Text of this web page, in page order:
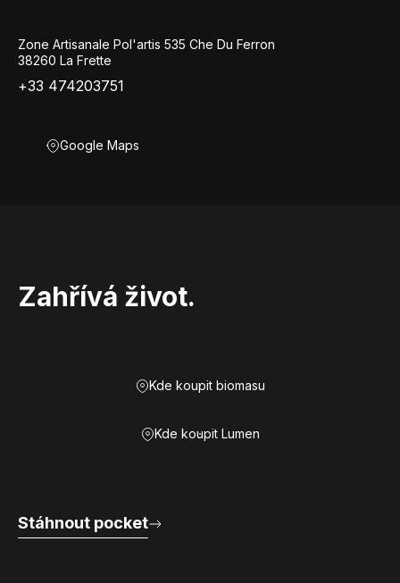
Zone Artisanale Pol'artis 535 Che Du Ferron
38260 La Frette
+33 474203751
Google Maps
Zahřívá život.
Kde koupit biomasu
Kde koupit Lumen
Stáhnout pocket